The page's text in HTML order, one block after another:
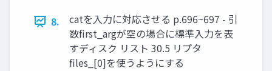
8.
catを入力に対応させる p.696~697 - 引
数ﬁrst_argが空の場合に標準入力を表
すディスク リスト 30.5 リプタ
ﬁles_[0]を使うようにする